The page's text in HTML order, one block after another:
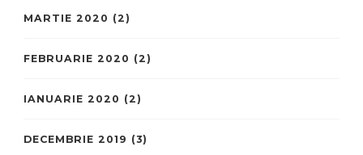
MARTIE 2020 (2)
FEBRUARIE 2020 (2)
IANUARIE 2020 (2)
DECEMBRIE 2019 (3)